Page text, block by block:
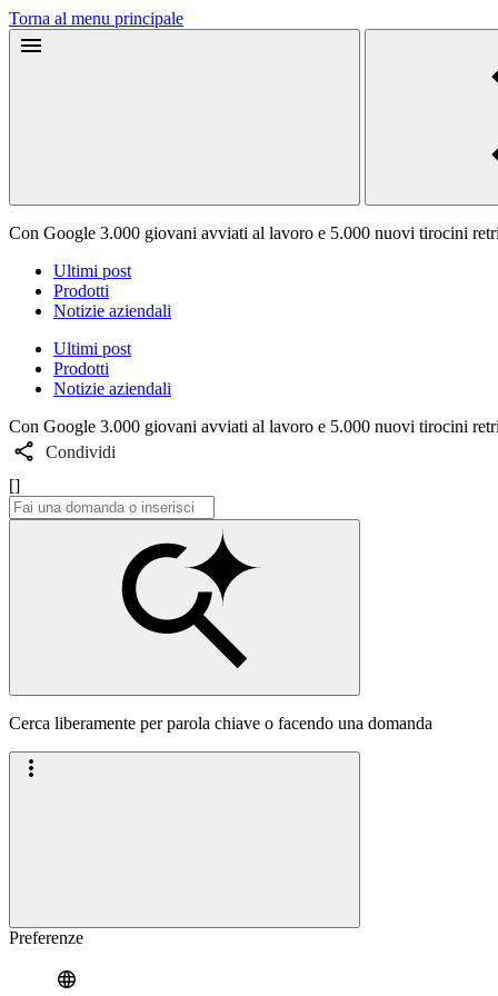
Torna al menu principale
Con Google 3.000 giovani avviati al lavoro e 5.000 nuovi tirocini
Ultimi post
Prodotti
Notizie aziendali
Ultimi post
Prodotti
Notizie aziendali
Con Google 3.000 giovani avviati al lavoro e 5.000 nuovi tirocini
Condividi
[]
Cerca liberamente per parola chiave o facendo una domanda
Preferenze